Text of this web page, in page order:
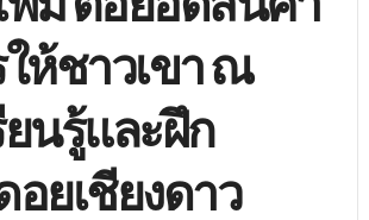
ห้ชาวเขา ณ
นรู้และฝึก
ยเชียงดาว